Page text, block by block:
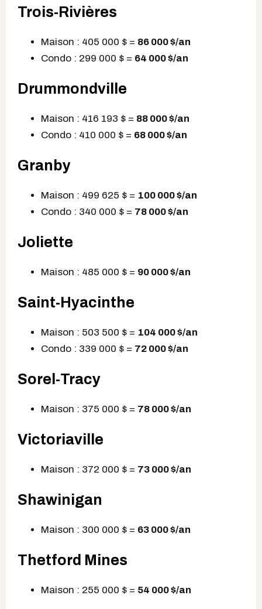
Trois-Rivières
Maison : 405 000 $ = 86 000 $/an
Condo : 299 000 $ = 64 000 $/an
Drummondville
Maison : 416 193 $ = 88 000 $/an
Condo : 410 000 $ = 68 000 $/an
Granby
Maison : 499 625 $ = 100 000 $/an
Condo : 340 000 $ = 78 000 $/an
Joliette
Maison : 485 000 $ = 90 000 $/an
Saint-Hyacinthe
Maison : 503 500 $ = 104 000 $/an
Condo : 339 000 $ = 72 000 $/an
Sorel-Tracy
Maison : 375 000 $ = 78 000 $/an
Victoriaville
Maison : 372 000 $ = 73 000 $/an
Shawinigan
Maison : 300 000 $ = 63 000 $/an
Thetford Mines
Maison : 255 000 $ = 54 000 $/an